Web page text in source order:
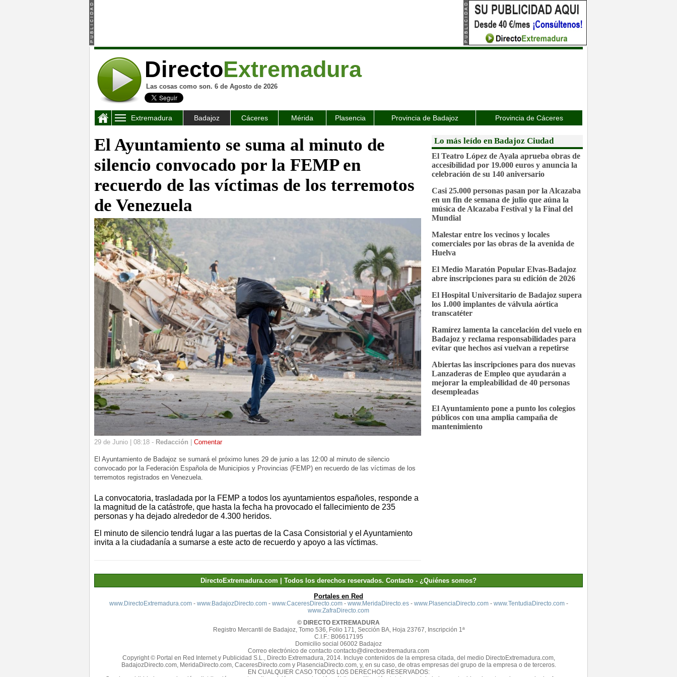
DirectoExtremadura
Las cosas como son. 6 de Agosto de 2026
Extremadura Badajoz Cáceres Mérida Plasencia Provincia de Badajoz Provincia de Cáceres
El Ayuntamiento se suma al minuto de
silencio convocado por la FEMP en
recuerdo de las víctimas de los terremotos
de Venezuela
29 de Junio | 08:18 - Redacción Comentar
El Ayuntamiento de Badajoz se sumará el próximo lunes 29 de junio a las 12:00 al minuto de silencio
convocado por la Federación Española de Municipios y Provincias (FEMP) en recuerdo de las víctimas de los
terremotos registrados en Venezuela.
La convocatoria, trasladada por la FEMP a todos los ayuntamientos españoles, responde a
la magnitud de la catástrofe, que hasta la fecha ha provocado el fallecimiento de 235
personas y ha dejado alrededor de 4.300 heridos.
El minuto de silencio tendrá lugar a las puertas de la Casa Consistorial y el Ayuntamiento
invita a la ciudadanía a sumarse a este acto de recuerdo y apoyo a las víctimas.
Lo más leído en Badajoz Ciudad
El Teatro López de Ayala aprueba obras de
accesibilidad por 19.000 euros y anuncia la
celebración de su 140 aniversario
Casi 25.000 personas pasan por la Alcazaba
en un fin de semana de julio que aúna la
música de Alcazaba Festival y la Final del
Mundial
Malestar entre los vecinos y locales
comerciales por las obras de la avenida de
Huelva
El Medio Maratón Popular Elvas-Badajoz
abre inscripciones para su edición de 2026
El Hospital Universitario de Badajoz supera
los 1.000 implantes de válvula aórtica
transcatéter
Ramírez lamenta la cancelación del vuelo en
Badajoz y reclama responsabilidades para
evitar que hechos así vuelvan a repetirse
Abiertas las inscripciones para dos nuevas
Lanzaderas de Empleo que ayudarán a
mejorar la empleabilidad de 40 personas
desempleadas
El Ayuntamiento pone a punto los colegios
públicos con una amplia campaña de
mantenimiento
DirectoExtremadura.com | Todos los derechos reservados. Contacto - ¿Quiénes somos?
Portales en Red
www.DirectoExtremadura.com- www.BadajozDirecto.com- www.CaceresDirecto.com- www.MeridaDirecto.es- www.PlasenciaDirecto.com- www.TentudiaDirecto.com-
www.ZafraDirecto.com
© DIRECTO EXTREMADURA
Registro Mercantil de Badajoz, Tomo 536, Folio 171, Sección BA, Hoja 23767, Inscripción 1ª
C.I.F.: B06617195
Domicilio social 06002 Badajoz
Correo electrónico de contacto contacto@directoextremadura.com
Copyright © Portal en Red Internet y Publicidad S.L., Directo Extremadura, 2014. Incluye contenidos de la empresa citada, del medio DirectoExtremadura.com,
BadajozDirecto.com, MeridaDirecto.com, CaceresDirecto.com y PlasenciaDirecto.com, y, en su caso, de otras empresas del grupo de la empresa o de terceros.
EN CUALQUIER CASO TODOS LOS DERECHOS RESERVADOS: